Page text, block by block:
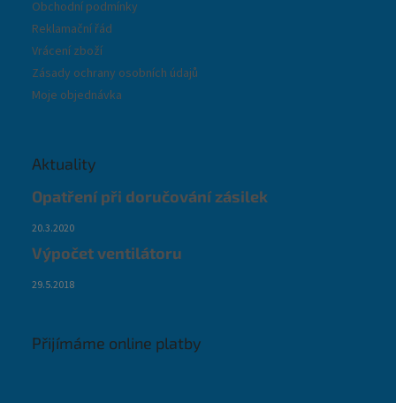
Obchodní podmínky
Reklamační řád
Vrácení zboží
Zásady ochrany osobních údajů
Moje objednávka
Aktuality
Opatření při doručování zásilek
20.3.2020
Výpočet ventilátoru
29.5.2018
Přijímáme online platby